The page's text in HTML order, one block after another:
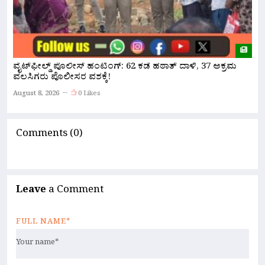
ವೈಟ್‌ಫೀಲ್ಡ್ ಪೊಲೀಸ್ ಹಂಟಿಂಗ್: 62 ಕಡೆ ಹಠಾತ್ ದಾಳಿ, 37 ಅಕ್ರಮ
ವಲಸಿಗರು ಪೊಲೀಸರ ವಶಕ್ಕೆ!
August 8, 2026 0 Likes
Comments (0)
Leave a Comment
FULL NAME*